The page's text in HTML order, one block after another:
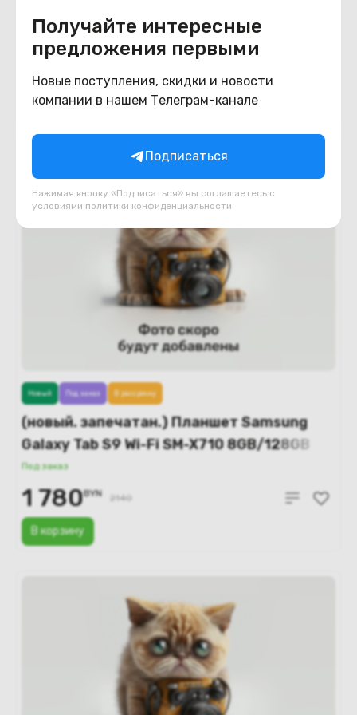
Получайте интересные
предложения первыми
Новые поступления, скидки и новости
компании в нашем Телеграм-канале
Подписаться
Нажимая кнопку «Подписаться» вы соглашаетесь с
условиями политики конфиденциальности
Galaxy Tab S9 Wi-Fi SM-X710 12GB/256GB
(графитовый)
Под заказ
В корзину
1 980
(новый. запечатан.) Планшет Samsung
Galaxy Tab S9 Wi-Fi SM-X710 8GB/128GB
(графитовый)
Под заказ
В корзину
Новый Под заказ В рассрочку
1 780BYN 2140